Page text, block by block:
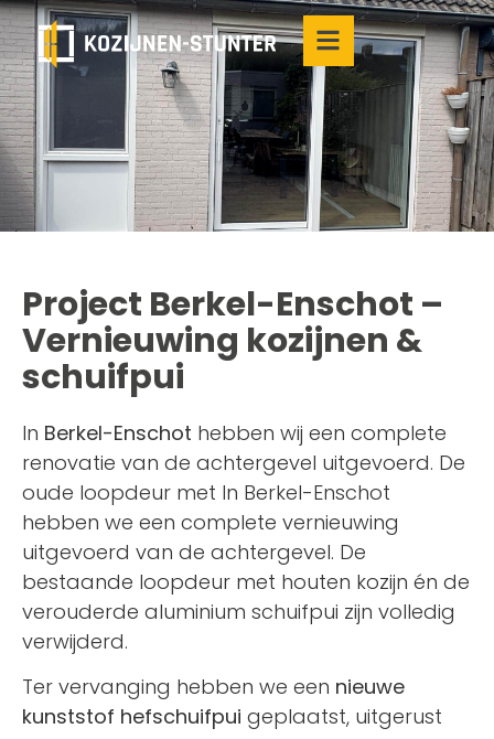
Project Berkel-Enschot –
Vernieuwing kozijnen &
schuifpui
In Berkel-Enschot hebben wij een complete
renovatie van de achtergevel uitgevoerd. De
oude loopdeur met In Berkel-Enschot
hebben we een complete vernieuwing
uitgevoerd van de achtergevel. De
bestaande loopdeur met houten kozijn én de
verouderde aluminium schuifpui zijn volledig
verwijderd.
Ter vervanging hebben we een nieuwe
kunststof hefschuifpui geplaatst, uitgerust